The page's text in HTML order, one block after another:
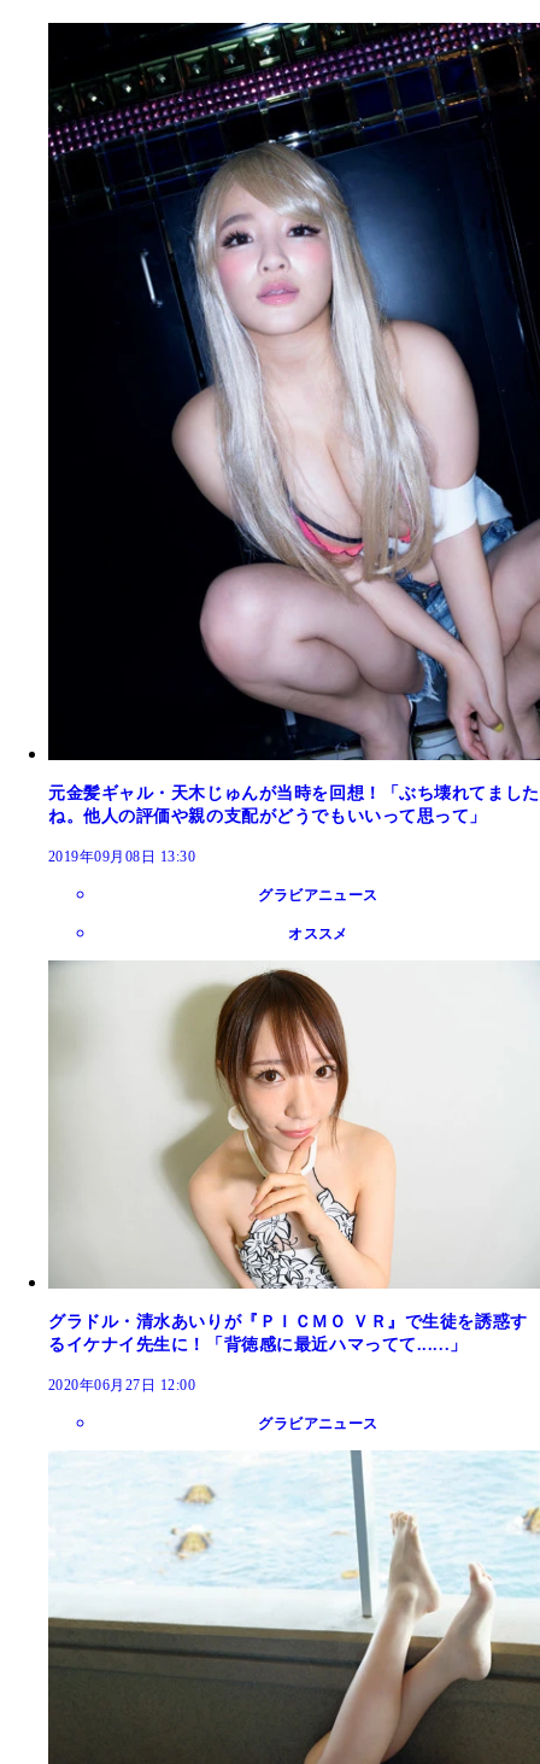
元金髪ギャル・天木じゅんが当時を回想！「ぶち壊れてました
ね。他人の評価や親の支配がどうでもいいって思って」
2019年09月08日 13:30
グラビアニュース
オススメ
グラドル・清水あいりが『ＰＩＣＭＯ ＶＲ』で生徒を誘惑す
るイケナイ先生に！「背徳感に最近ハマってて......」
2020年06月27日 12:00
グラビアニュース